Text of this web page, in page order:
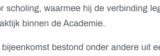
scholing, waarmee hij de verbinding
binnen de Academie.
bestond onder andere uit